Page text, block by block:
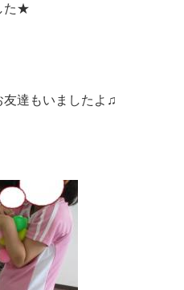
た★
達もいましたよ♫